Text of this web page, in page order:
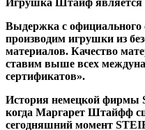
Выдержка с
производим игрушки из
материалов. Качество
ставим выше всех
сертификатов».
История немецкой фирмы
когда Маргарет Штайфф
сегодняшний момент